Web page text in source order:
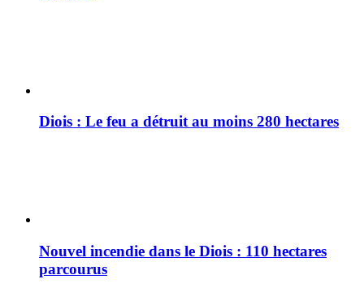
Diois : Le feu a détruit au moins 280 hectares
Nouvel incendie dans le Diois : 110 hectares
parcourus